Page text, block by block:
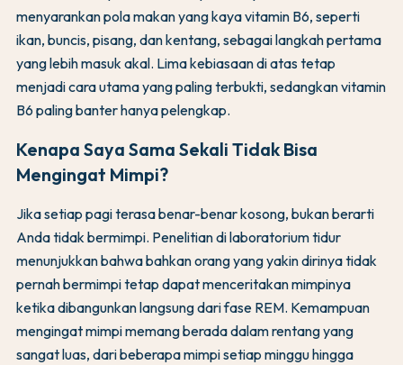
menyarankan pola makan yang kaya vitamin B6, seperti
ikan, buncis, pisang, dan kentang, sebagai langkah pertama
yang lebih masuk akal. Lima kebiasaan di atas tetap
menjadi cara utama yang paling terbukti, sedangkan vitamin
B6 paling banter hanya pelengkap.
Kenapa Saya Sama Sekali Tidak Bisa
Mengingat Mimpi?
Jika setiap pagi terasa benar-benar kosong, bukan berarti
Anda tidak bermimpi. Penelitian di laboratorium tidur
menunjukkan bahwa bahkan orang yang yakin dirinya tidak
pernah bermimpi tetap dapat menceritakan mimpinya
ketika dibangunkan langsung dari fase REM. Kemampuan
mengingat mimpi memang berada dalam rentang yang
sangat luas, dari beberapa mimpi setiap minggu hingga